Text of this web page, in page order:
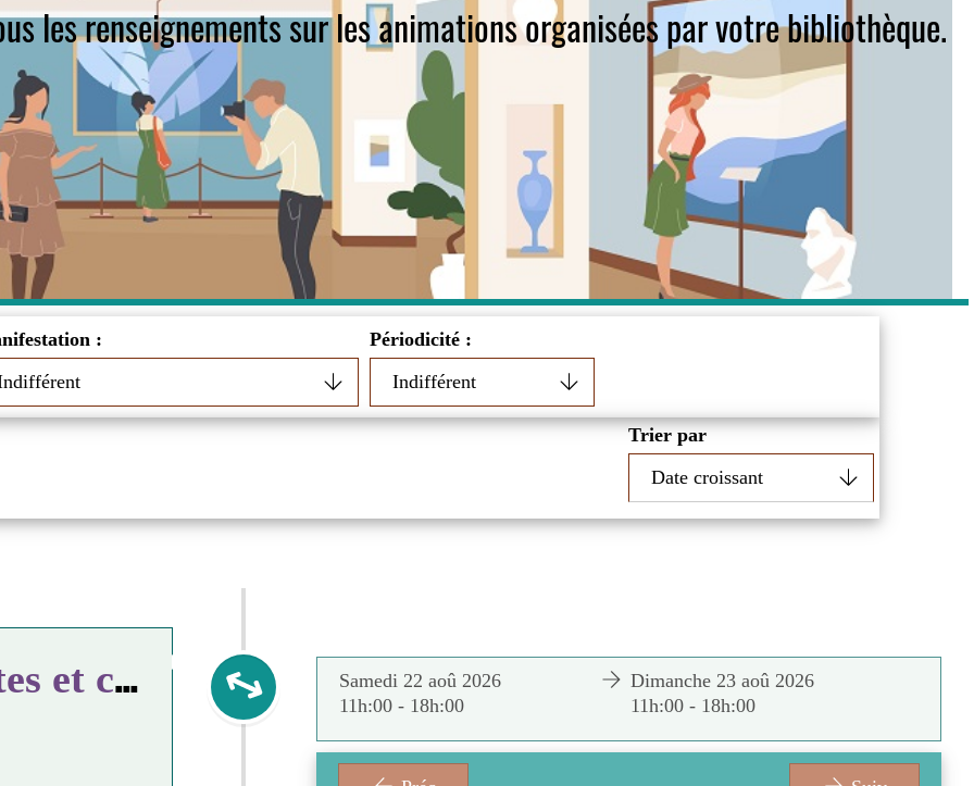
les renseignements sur les animations organisées par votre bibliothèque.
: Périodicité :
Trier par
P
ortes ouvertes des artistes et créateurs sallois
Dimanche 23 aoû 2026
Samedi 22 aoû 2026
11h:00 - 18h:00
Dimanche 23 aoû 2026
11h:00 - 18h:00